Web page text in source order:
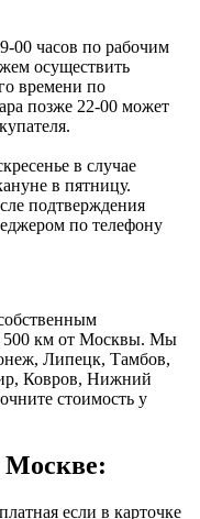
00 часов по рабочим
осуществить
времени по
позже 22-00 может
в случае
в пятницу.
подтверждения
по телефону
500 км от Москвы. Мы
Липецк, Тамбов,
Ковров, Нижний
стоимость у
Москве:
если в карточке